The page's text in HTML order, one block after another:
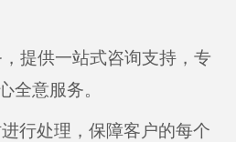
提供一站式咨询支持，专
全意服务。
行处理，保障客户的每个